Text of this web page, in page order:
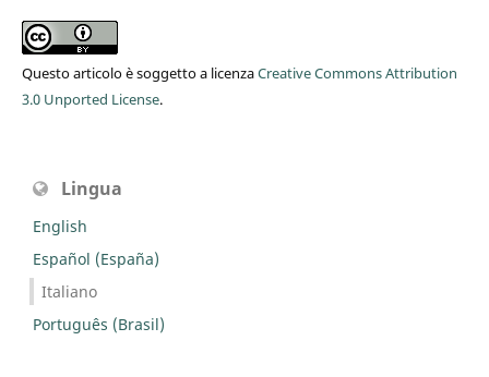
Questo articolo è soggetto a licenzaCreative Commons Attribution
3.0 Unported License.
Lingua
English
Español (España)
Italiano
Português (Brasil)